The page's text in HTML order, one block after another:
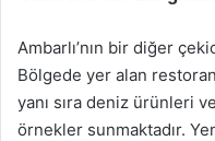
Ambarlı’nın bir diğer
Bölgede yer alan
yanı sıra deniz ürünleri
örnekler sunmaktadır.